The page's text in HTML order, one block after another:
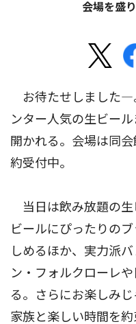
会場を盛
お待たせしました―
ンター人気の生ビー
開かれる。会場は同
約受付中。
当日は飲み放題の生
ビールにぴったりの
しめるほか、実力派
ン・フォルクローレ
る。さらにお楽しみ
家族と楽しい時間を